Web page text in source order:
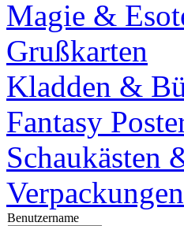
Magie &
Grußkarten
Kladden &
Fantasy
Schaukästen
Verpackungen
Benutzername